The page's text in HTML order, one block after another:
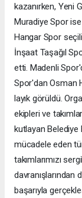
kazanırken, Yeni
Muradiye Spor
Hangar Spor
İnşaat Taşağıl
etti. Madenli
Spor'dan Osman
layık görüldü.
ekipleri ve
kutlayan Belediye
mücadele eden
takımlarımızı
davranışlarından
başarıyla